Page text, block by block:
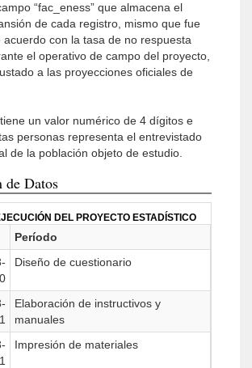
“fac_eness” que almacena el
de cada registro, mismo que fue
acuerdo con la tasa de no respuesta
el operativo de campo del proyecto,
a las proyecciones oficiales de
un valor numérico de 4 dígitos e
personas representa el entrevistado
de la población objeto de estudio.
de Datos
DEL PROYECTO ESTADÍSTICO
Período
Diseño de cuestionario
Elaboración de instructivos y
manuales
Impresión de materiales